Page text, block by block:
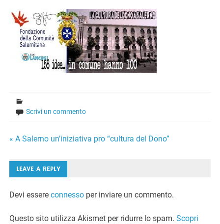
Scrivi un commento
Navigazione
articoli
« A Salerno un’iniziativa pro “cultura del Dono”
LEAVE A REPLY
Devi essereconnesso per inviare un commento.
Questo sito utilizza Akismet per ridurre lo spam.Scopri